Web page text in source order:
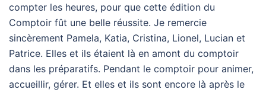
compter les heures, pour que cette édition du
Comptoir fût une belle réussite. Je remercie
sincèrement Pamela, Katia, Cristina, Lionel, Lucian et
Patrice. Elles et ils étaient là en amont du comptoir
dans les préparatifs. Pendant le comptoir pour animer,
accueillir, gérer. Et elles et ils sont encore là après le